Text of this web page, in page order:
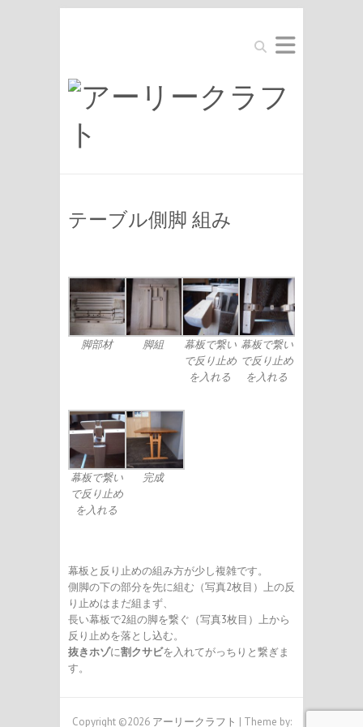
Search
テーブル側脚 組み
脚部材 脚組
幕板で繋い
で反り止め
を入れる
幕板で繋い
で反り止め
を入れる
幕板で繋い
で反り止め
を入れる
完成
幕板と反り止めの組み方が少し複雑です。
側脚の下の部分を先に組む（写真2枚目）上の反
り止めはまだ組まず、
長い幕板で2組の脚を繋ぐ（写真3枚目）上から
反り止めを落とし込む。
抜きホゾに割クサビを入れてがっちりと繋ぎま
す。
Copyright ©2026 アーリークラフト | Theme by: